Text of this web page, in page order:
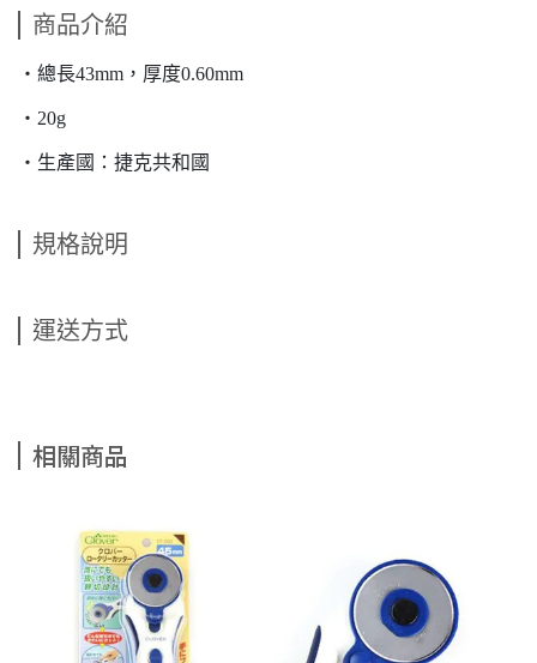
商品介紹
・總長43mm，厚度0.60mm
・20g
・生產國：捷克共和國
規格說明
運送方式
相關商品